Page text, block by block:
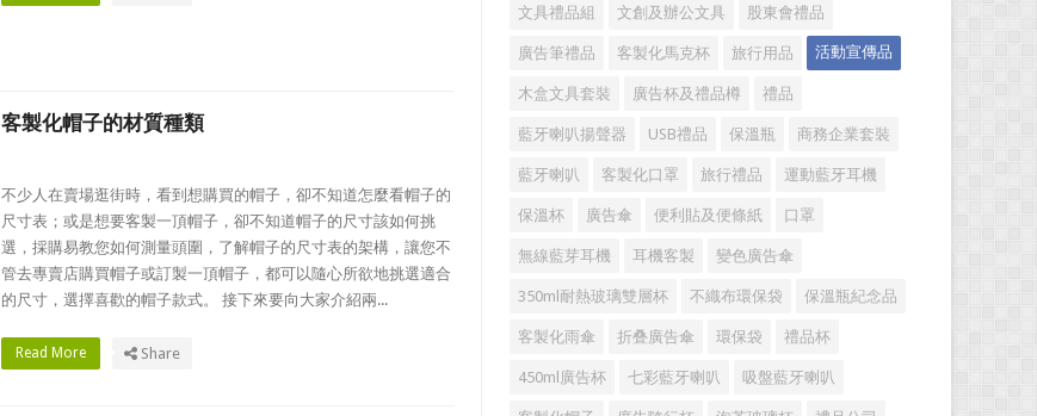
客製化帽子的材質種類
不少人在賣場逛街時，看到想購買的帽子，卻不知道怎麼看帽子的
尺寸表；或是想要客製一頂帽子，卻不知道帽子的尺寸該如何挑
選，採購易教您如何測量頭圍，了解帽子的尺寸表的架構，讓您不
管去專賣店購買帽子或訂製一頂帽子，都可以隨心所欲地挑選適合
的尺寸，選擇喜歡的帽子款式。 接下來要向大家介紹兩...
Read More Share
文具禮品組 文創及辦公文具 股東會禮品
廣告筆禮品 客製化馬克杯 旅行用品 活動宣傳品
木盒文具套裝 廣告杯及禮品樽 禮品
藍牙喇叭揚聲器 USB禮品 保溫瓶 商務企業套裝
藍牙喇叭 客製化口罩 旅行禮品 運動藍牙耳機
保溫杯 廣告傘 便利貼及便條紙 口罩
無線藍芽耳機 耳機客製 變色廣告傘
350ml耐熱玻璃雙層杯 不織布環保袋 保溫瓶紀念品
客製化雨傘 折叠廣告傘 環保袋 禮品杯
450ml廣告杯 七彩藍牙喇叭 吸盤藍牙喇叭